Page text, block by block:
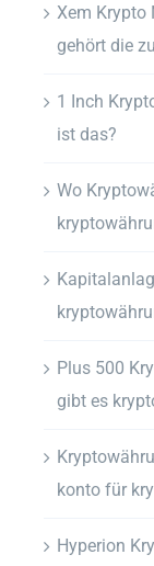
Xem Krypto
gehört die
1 Inch
ist das?
Wo
Plus 500
gibt es
konto für
Hyperion